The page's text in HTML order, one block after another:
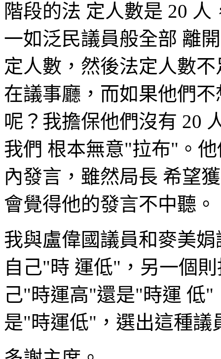
階段的法 定人數是 20
一如泛民議員般全部 離
定人數，然後法定人數
在議事廳，而如果他們
呢？我擔保他們沒有 20
我們 根本無意"拉布"。
內發言，雖然局長 希望
會覺得他的發言不中聽。
我與盧偉國議員和麥美
自己"時 運低"，另一個
己"時運高"還是"時運 低
是"時運低"，選出這種議